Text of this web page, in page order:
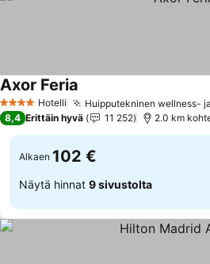
4 Tähtiluokitus
Hotelli Huipputekninen wellness-
Axor Feria
8,4 Erittäin hyvä 11 252
Alkaen 102 €
Näytä hinnat 9 sivustolta